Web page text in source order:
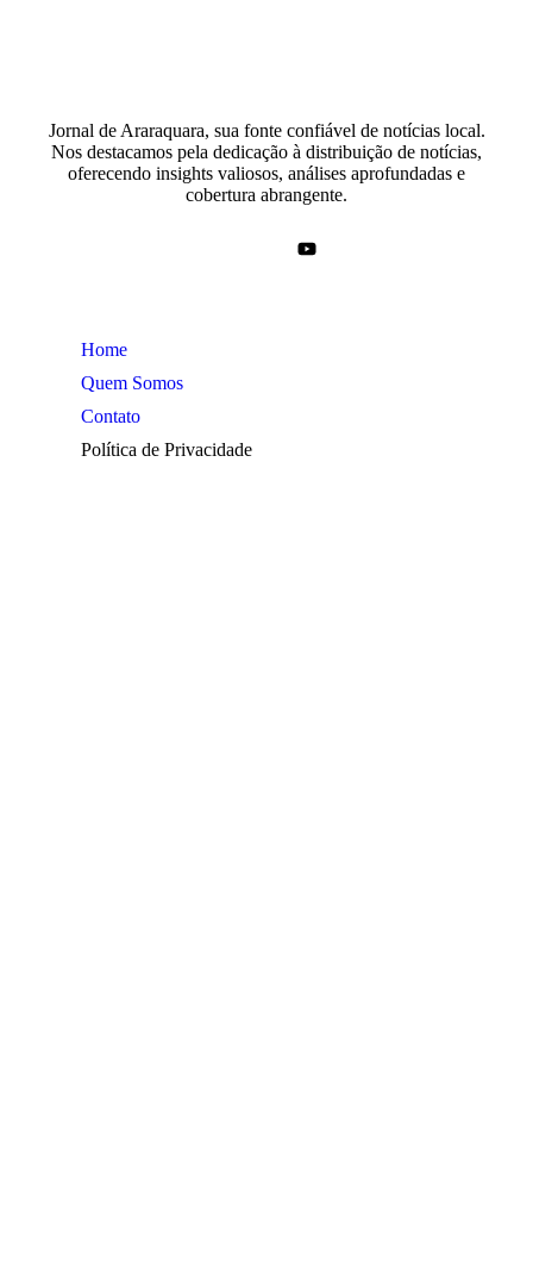
Jornal de Araraquara, sua fonte confiável de notícias local.
Nos destacamos pela dedicação à distribuição de notícias,
oferecendo insights valiosos, análises aprofundadas e
cobertura abrangente.
Home
Quem Somos
Contato
Política de Privacidade